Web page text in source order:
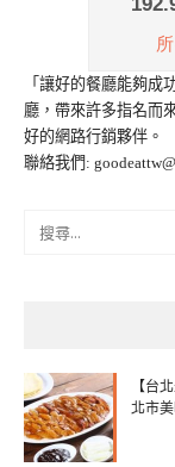
「讓好的餐廳能夠成
廳，帶來許多指名而
好的網路行銷夥伴。
聯絡我們:
【台
北市